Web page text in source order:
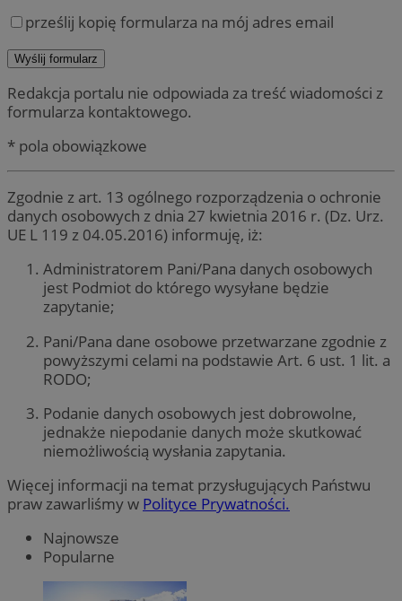
prześlij kopię formularza na mój adres email
Redakcja portalu nie odpowiada za treść wiadomości z
formularza kontaktowego.
* pola obowiązkowe
Zgodnie z art. 13 ogólnego rozporządzenia o ochronie
danych osobowych z dnia 27 kwietnia 2016 r. (Dz. Urz.
UE L 119 z 04.05.2016) informuję, iż:
Administratorem Pani/Pana danych osobowych
jest Podmiot do którego wysyłane będzie
zapytanie;
Pani/Pana dane osobowe przetwarzane zgodnie z
powyższymi celami na podstawie Art. 6 ust. 1 lit. a
RODO;
Podanie danych osobowych jest dobrowolne,
jednakże niepodanie danych może skutkować
niemożliwością wysłania zapytania.
Więcej informacji na temat przysługujących Państwu
praw zawarliśmy w Polityce Prywatności.
Najnowsze
Popularne